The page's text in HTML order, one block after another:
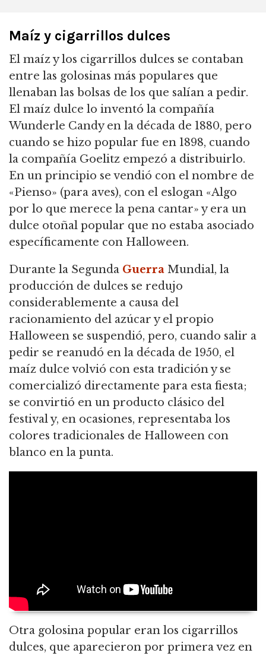
Maíz y cigarrillos dulces
El maíz y los cigarrillos dulces se contaban
entre las golosinas más populares que
llenaban las bolsas de los que salían a pedir.
El maíz dulce lo inventó la compañía
Wunderle Candy en la década de 1880, pero
cuando se hizo popular fue en 1898, cuando
la compañía Goelitz empezó a distribuirlo.
En un principio se vendió con el nombre de
«Pienso» (para aves), con el eslogan «Algo
por lo que merece la pena cantar» y era un
dulce otoñal popular que no estaba asociado
específicamente con Halloween.
Durante la Segunda Guerra Mundial, la
producción de dulces se redujo
considerablemente a causa del
racionamiento del azúcar y el propio
Halloween se suspendió, pero, cuando salir a
pedir se reanudó en la década de 1950, el
maíz dulce volvió con esta tradición y se
comercializó directamente para esta fiesta;
se convirtió en un producto clásico del
festival y, en ocasiones, representaba los
colores tradicionales de Halloween con
blanco en la punta.
Otra golosina popular eran los cigarrillos
dulces, que aparecieron por primera vez en